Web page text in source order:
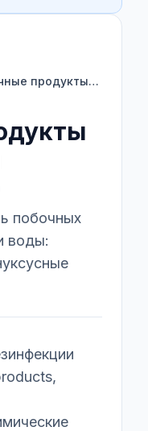
Побочные продукты дезинфекции
побочных
воды: